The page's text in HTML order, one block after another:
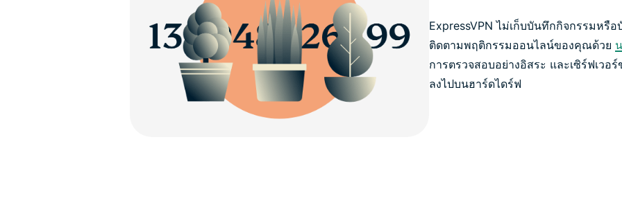
ExpressVPN ไม่เก็บบันทึกกิจกรรมหรื
ติดตามพฤติกรรมออนไลน์ของคุณด้วย
การตรวจสอบอย่างอิสระ และเซิร์ฟเวอ
ลงไปบนฮาร์ดไดร์ฟ